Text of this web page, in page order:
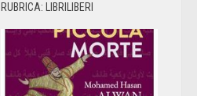
RUBRICA: LIBRILIBERI